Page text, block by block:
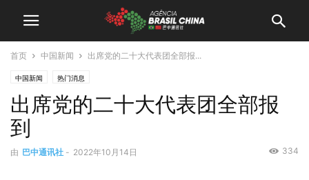
首页 中国新闻 出席党的二十大代表团全部报...
中国新闻 热门消息
出席党的二十大代表团全部报
到
由 巴中通讯社 - 2022年10月14日 334